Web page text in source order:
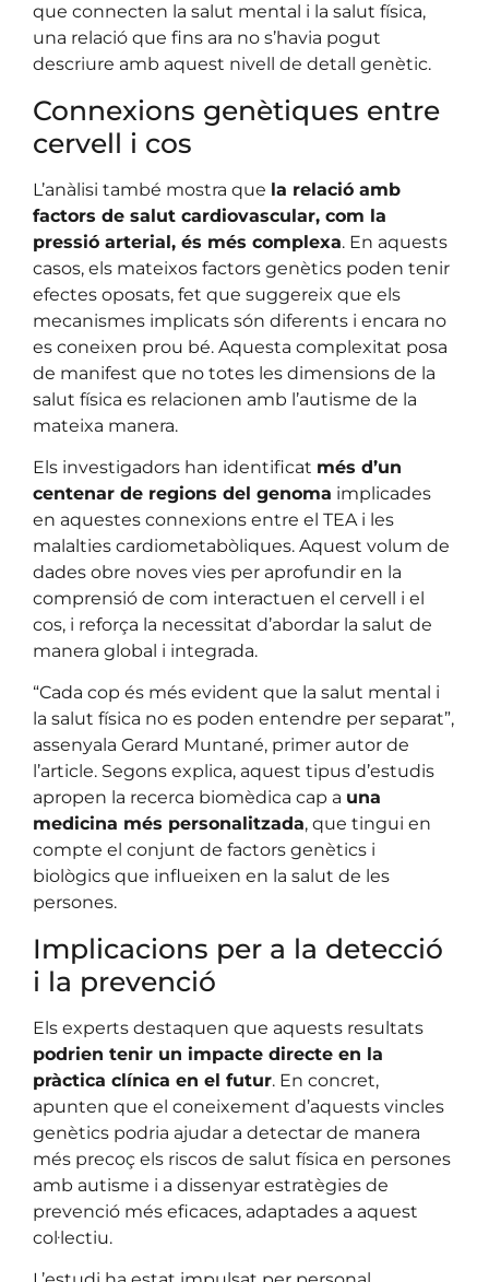
que connecten la salut mental i la salut física,
una relació que fins ara no s’havia pogut
descriure amb aquest nivell de detall genètic.
Connexions genètiques entre
cervell i cos
L’anàlisi també mostra que la relació amb
factors de salut cardiovascular, com la
pressió arterial, és més complexa. En aquests
casos, els mateixos factors genètics poden tenir
efectes oposats, fet que suggereix que els
mecanismes implicats són diferents i encara no
es coneixen prou bé. Aquesta complexitat posa
de manifest que no totes les dimensions de la
salut física es relacionen amb l’autisme de la
mateixa manera.
Els investigadors han identificat més d’un
centenar de regions del genoma implicades
en aquestes connexions entre el TEA i les
malalties cardiometabòliques. Aquest volum de
dades obre noves vies per aprofundir en la
comprensió de com interactuen el cervell i el
cos, i reforça la necessitat d’abordar la salut de
manera global i integrada.
“Cada cop és més evident que la salut mental i
la salut física no es poden entendre per separat”,
assenyala Gerard Muntané, primer autor de
l’article. Segons explica, aquest tipus d’estudis
apropen la recerca biomèdica cap a una
medicina més personalitzada, que tingui en
compte el conjunt de factors genètics i
biològics que influeixen en la salut de les
persones.
Implicacions per a la detecció
i la prevenció
Els experts destaquen que aquests resultats
podrien tenir un impacte directe en la
pràctica clínica en el futur. En concret,
apunten que el coneixement d’aquests vincles
genètics podria ajudar a detectar de manera
més precoç els riscos de salut física en persones
amb autisme i a dissenyar estratègies de
prevenció més eficaces, adaptades a aquest
col·lectiu.